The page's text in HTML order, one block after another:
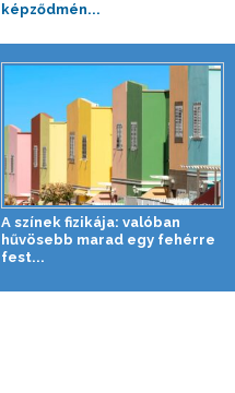
képződmén...
A színek fizikája: valóban
hűvösebb marad egy fehérre
fest...